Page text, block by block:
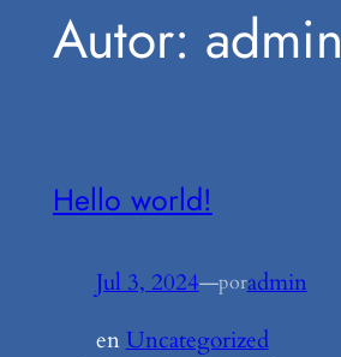
Autor: admin
Hello world!
Jul 3, 2024—poradmin
en Uncategorized